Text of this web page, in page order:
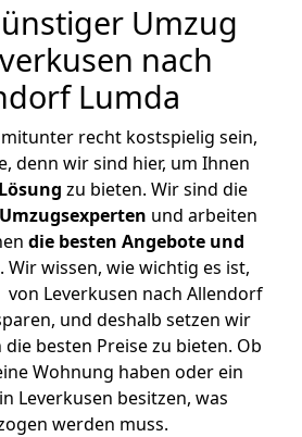
Umzug
nach
Lumda
recht kostspielig sein,
denn wir sind hier, um Ihnen
Lösung zu bieten. Wir sind die
und arbeiten
die besten Angebote und
Wir wissen, wie wichtig es ist,
Leverkusen nach Allendorf
und deshalb setzen wir
besten Preise zu bieten. Ob
Wohnung haben oder ein
Leverkusen besitzen, was
werden muss.